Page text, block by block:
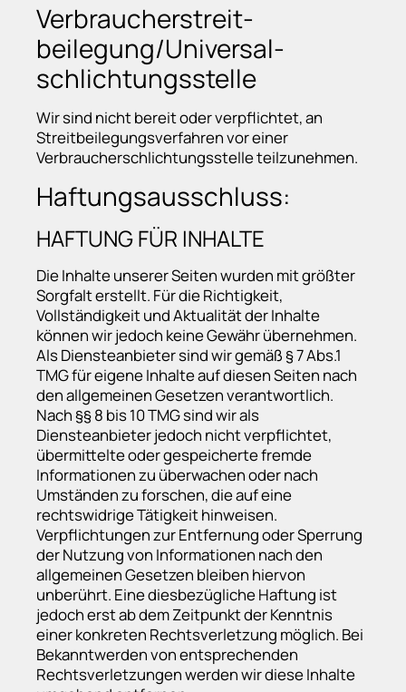
Verbraucher­streit­
beilegung/Universal­
schlichtungs­stelle
Wir sind nicht bereit oder verpflichtet, an
Streitbeilegungsverfahren vor einer
Verbraucherschlichtungsstelle teilzunehmen.
Haftungsausschluss:
HAFTUNG FÜR INHALTE
Die Inhalte unserer Seiten wurden mit größter
Sorgfalt erstellt. Für die Richtigkeit,
Vollständigkeit und Aktualität der Inhalte
können wir jedoch keine Gewähr übernehmen.
Als Diensteanbieter sind wir gemäß § 7 Abs.1
TMG für eigene Inhalte auf diesen Seiten nach
den allgemeinen Gesetzen verantwortlich.
Nach §§ 8 bis 10 TMG sind wir als
Diensteanbieter jedoch nicht verpflichtet,
übermittelte oder gespeicherte fremde
Informationen zu überwachen oder nach
Umständen zu forschen, die auf eine
rechtswidrige Tätigkeit hinweisen.
Verpflichtungen zur Entfernung oder Sperrung
der Nutzung von Informationen nach den
allgemeinen Gesetzen bleiben hiervon
unberührt. Eine diesbezügliche Haftung ist
jedoch erst ab dem Zeitpunkt der Kenntnis
einer konkreten Rechtsverletzung möglich. Bei
Bekanntwerden von entsprechenden
Rechtsverletzungen werden wir diese Inhalte